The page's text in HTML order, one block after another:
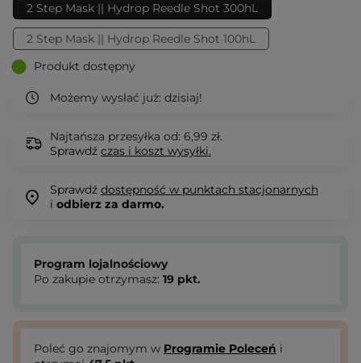
2 Step Mask || Hydrop Reedle Shot 300hL
2 Step Mask || Hydrop Reedle Shot 100hL
Produkt dostępny
Możemy wysłać już: dzisiaj!
Najtańsza przesyłka od: 6,99 zł.
Sprawdź czas i koszt wysyłki.
Sprawdź dostępność w punktach stacjonarnych
i odbierz za darmo.
Program lojalnościowy
Po zakupie otrzymasz: 19 pkt.
Poleć go znajomym w Programie Poleceń i